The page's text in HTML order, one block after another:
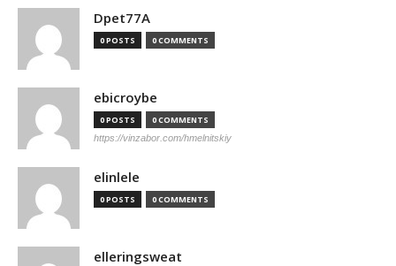
Dpet77A
0 POSTS 0 COMMENTS
ebicroybe
0 POSTS 0 COMMENTS
https://vinzabor.com/hmelnitskiy
elinlele
0 POSTS 0 COMMENTS
elleringsweat